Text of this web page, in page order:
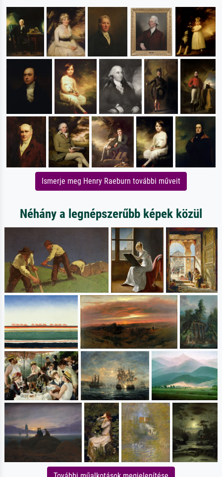
Ismerje meg Henry Raeburn további műveit
Néhány a legnépszerűbb képek közül